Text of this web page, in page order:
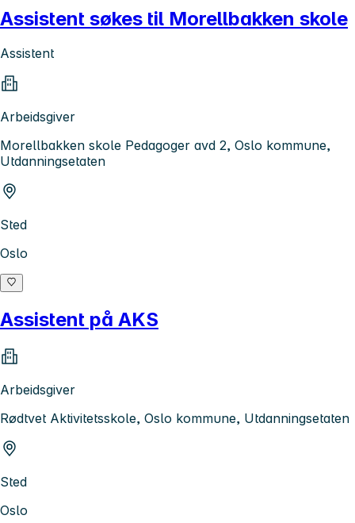
Assistent søkes til Morellbakken skole
Assistent
Arbeidsgiver
Morellbakken skole Pedagoger avd 2, Oslo kommune,
Utdanningsetaten
Sted
Oslo
Assistent på AKS
Arbeidsgiver
Rødtvet Aktivitetsskole, Oslo kommune, Utdanningsetaten
Sted
Oslo